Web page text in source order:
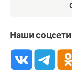
Наши соцсети